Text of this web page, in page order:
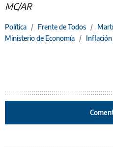
MC/AR
Política / Frente de Todos /
Ministerio de Economía / Inflación